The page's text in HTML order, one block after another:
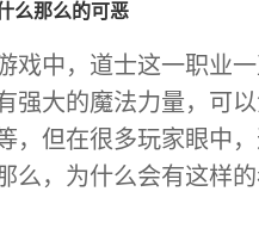
么那么的可恶
戏中，道士这一职业
强大的魔法力量，可
，但在很多玩家眼中
么，为什么会有这样